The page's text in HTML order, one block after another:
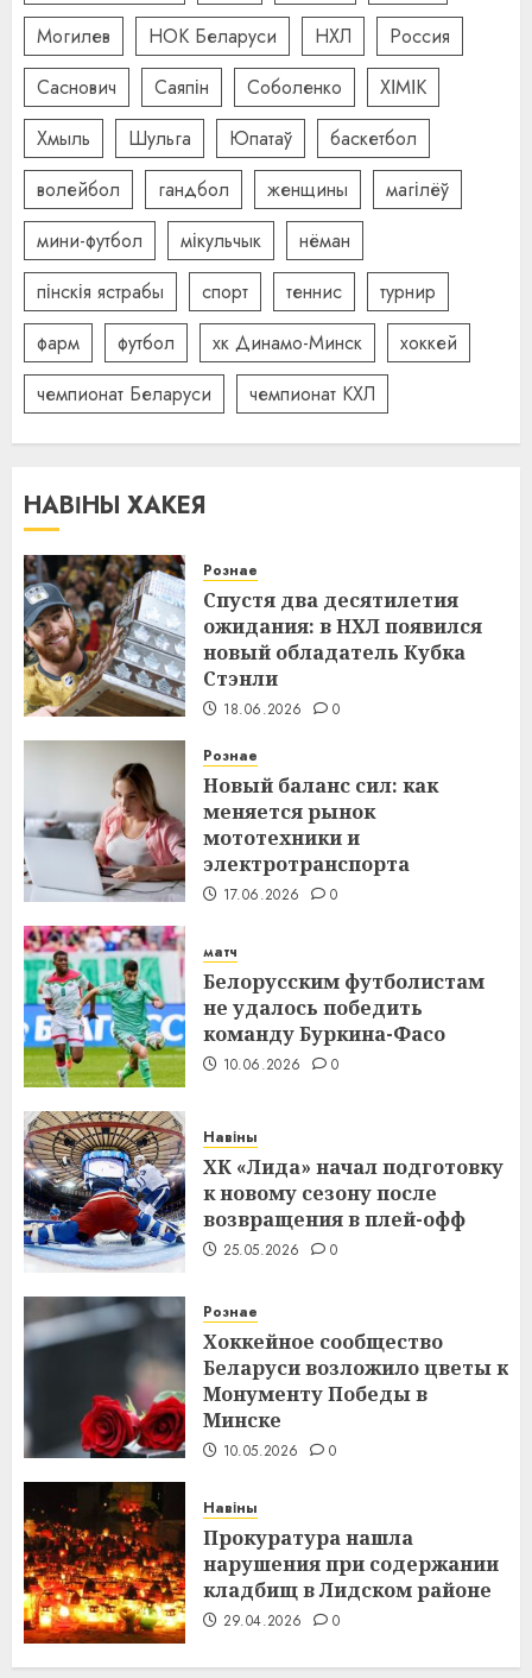
Могилев
НОК Беларуси НХЛ
Россия
Саснович
Саяпін Соболенко
ХІМІК
Хмыль
Шульга Юпатаў
баскетбол
волейбол
гандбол женщины
магілёў
мини-футбол
мікульчык
нёман
пінскія ястрабы
спорт теннис
турнир
фарм
футбол хк Динамо-Минск
хоккей
чемпионат Беларуси
чемпионат КХЛ
НАВІНЫ ХАКЕЯ
Рознае
Спустя два десятилетия
ожидания: в НХЛ появился
новый обладатель Кубка
Стэнли
18.06.2026 0
Рознае
Новый баланс сил: как
меняется рынок
мототехники и
электротранспорта
17.06.2026 0
матч
Белорусским футболистам
не удалось победить
команду Буркина-Фасо
10.06.2026 0
Навіны
ХК «Лида» начал подготовку
к новому сезону после
возвращения в плей-офф
25.05.2026 0
Рознае
Хоккейное сообщество
Беларуси возложило цветы к
Монументу Победы в
Минске
10.05.2026 0
Навіны
Прокуратура нашла
нарушения при содержании
кладбищ в Лидском районе
29.04.2026 0